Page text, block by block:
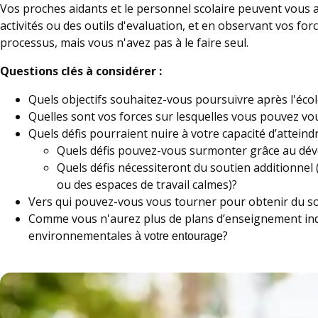
Vos proches aidants et le personnel scolaire peuvent
activités ou des outils d'evaluation, et en observant vos
processus, mais vous n'avez pas à le faire seul.
Questions clés à considérer :
Quels objectifs souhaitez-vous poursuivre après
Quelles sont vos forces sur lesquelles vous pouvez
Quels défis pourraient nuire à votre capacité
Quels défis pouvez-vous surmonter grâce au
Quels défis nécessiteront du soutien additionnel
ou des espaces de travail calmes)?
Vers qui pouvez-vous vous tourner pour obtenir du
Comme vous n'aurez plus de plans d’enseignement
environnementales à votre entourage?